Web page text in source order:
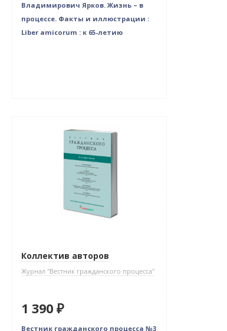
Владимирович Ярков. Жизнь – в
процессе. Факты и иллюстрации :
Liber amicorum : к 65-летию
Коллектив авторов
Журнал "Вестник гражданского процесса"
1 390 ₽
Вестник гражданского процесса №3